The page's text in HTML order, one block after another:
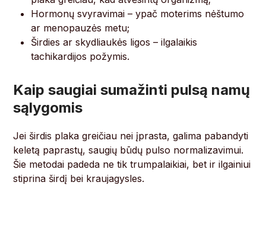
Hormonų svyravimai – ypač moterims nėštumo
ar menopauzės metu;
Širdies ar skydliaukės ligos – ilgalaikis
tachikardijos požymis.
Kaip saugiai sumažinti pulsą namų
sąlygomis
Jei širdis plaka greičiau nei įprasta, galima pabandyti
keletą paprastų, saugių būdų pulso normalizavimui.
Šie metodai padeda ne tik trumpalaikiai, bet ir ilgainiui
stiprina širdį bei kraujagysles.